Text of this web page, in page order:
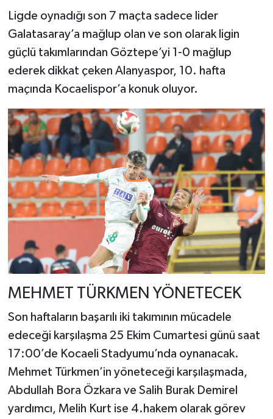
Ligde oynadığı son 7 maçta sadece lider
Galatasaray’a mağlup olan ve son olarak ligin
güçlü takımlarından Göztepe’yi 1-0 mağlup
ederek dikkat çeken Alanyaspor, 10. hafta
maçında Kocaelispor’a konuk oluyor.
MEHMET TÜRKMEN YÖNETECEK
Son haftaların başarılı iki takımının mücadele
edeceği karşılaşma 25 Ekim Cumartesi günü saat
17:00’de Kocaeli Stadyumu’nda oynanacak.
Mehmet Türkmen’in yöneteceği karşılaşmada,
Abdullah Bora Özkara ve Salih Burak Demirel
yardımcı, Melih Kurt ise 4.hakem olarak görev